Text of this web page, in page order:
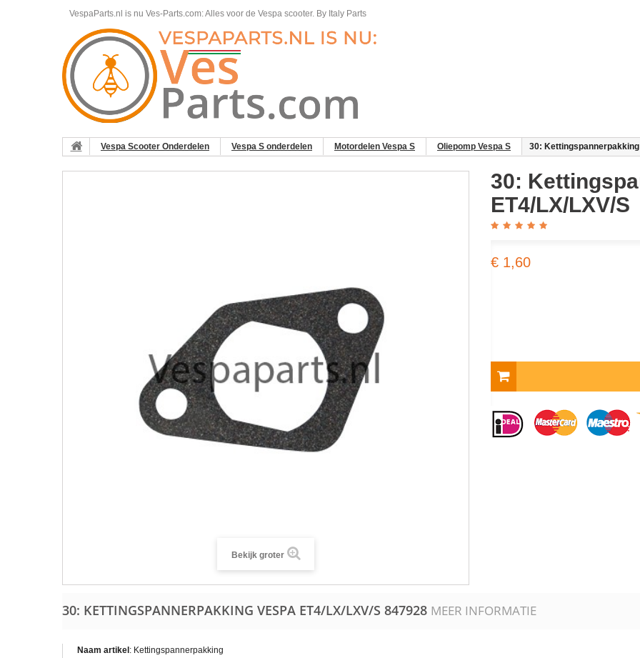
VespaParts.nl is nu Ves-Parts.com: Alles voor de Vespa scooter. By Italy Parts
Vespa Scooter Onderdelen Vespa S onderdelen Motordelen Vespa S Oliepomp Vespa S 30: Kettingspannerpakking
Bekijk groter
30:
ET4/LX/LXV/S
€ 1,60
30: KETTINGSPANNERPAKKING VESPA ET4/LX/LXV/S 847928 MEER INFORMATIE
Naam artikel : Kettingspannerpakking